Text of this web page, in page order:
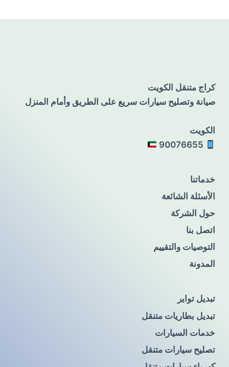
كراج متنقل الكويت
صيانة وتصليح سيارات سريع على الطريق وأمام المنزل
الكويت
خدماتنا
الأسئلة الشائعة
حول الشركة
اتصل بنا
التوصيات والتقييم
المدونة
تبديل تواير
تبديل بطاريات متنقل
خدمات السيارات
تصليح سيارات متنقل